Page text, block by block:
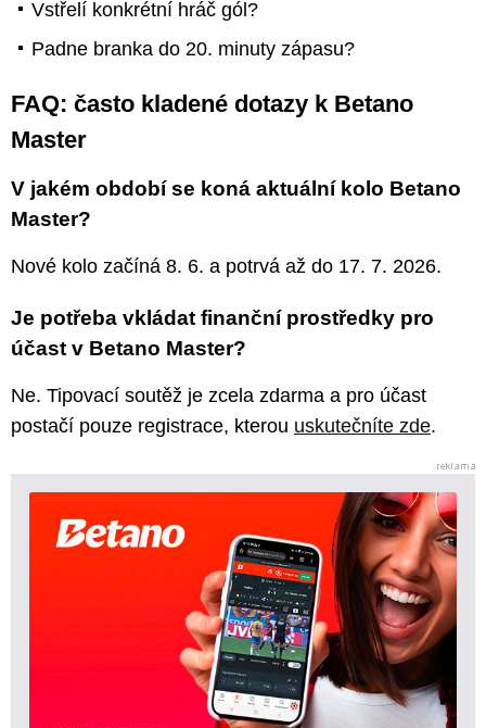
Vstřelí konkrétní hráč gól?
Padne branka do 20. minuty zápasu?
FAQ: často kladené dotazy k Betano
Master
V jakém období se koná aktuální kolo Betano
Master?
Nové kolo začíná 8. 6. a potrvá až do 17. 7. 2026.
Je potřeba vkládat finanční prostředky pro
účast v Betano Master?
Ne. Tipovací soutěž je zcela zdarma a pro účast
postačí pouze registrace, kterou uskutečníte zde.